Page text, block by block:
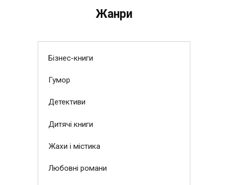
Жанри
Бізнес-книги
Гумор
Детективи
Дитячі книги
Жахи і містика
Любовні романи